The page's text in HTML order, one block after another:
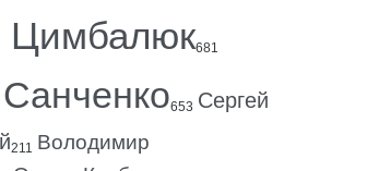
Цимбалюк681
653 Сергей
211 Володимир